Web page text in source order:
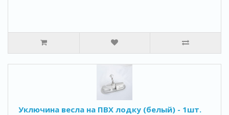
Уключина весла на ПВХ лодку (белый) - 1шт.